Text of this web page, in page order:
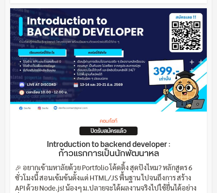
คอม/ไอที
ปิดรับสมัครแล้ว
Introduction to backend developer :
ก้าวแรกการเป็นนักพัฒนาหล
🎉 อยากเข้ามหาลัยด้วย Portfolio โค้ดดิ้ง สุดปังไหม? หลักสูตร 6
ชั่วโมงนี้ สอนเข้มข้นตั้งแต่ HTML/JS พื้นฐาน ไปจนถึงการ สร้าง
API ด้วย Node.js! น้องๆ ม.ปลายจะได้ผลงานจริงไปใช้ยื่นได้อย่าง